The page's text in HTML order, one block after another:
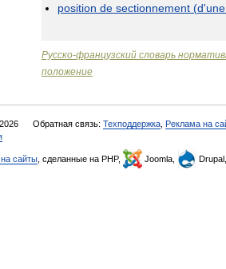
position de sectionnement (d'une
Русско-французский словарь
положение
Обратная связь: Техподдержка Реклама на
сайты , сделанные на PHP, Joomla, Drupal,